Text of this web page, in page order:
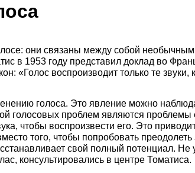
они связаны между собой
в 1953 году представил доклад во
«Голос воспроизводит только те звуки,
голоса. Это явление можно
голосовых проблем являются проблемы
чтобы воспроизвести его. Это
того, чтобы попробовать преодолеть
свой полный потенциал. Не
консультировались в центре Томатиса.